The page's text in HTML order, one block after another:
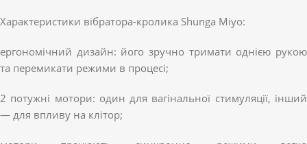
Характеристики вібратора-кролика Shunga Miyo:
ергономічний дизайн: його зручно тримати однією рукою
та перемикати режими в процесі;
2 потужні мотори: один для вагінальної стимуляції, інший
— для впливу на клітор;